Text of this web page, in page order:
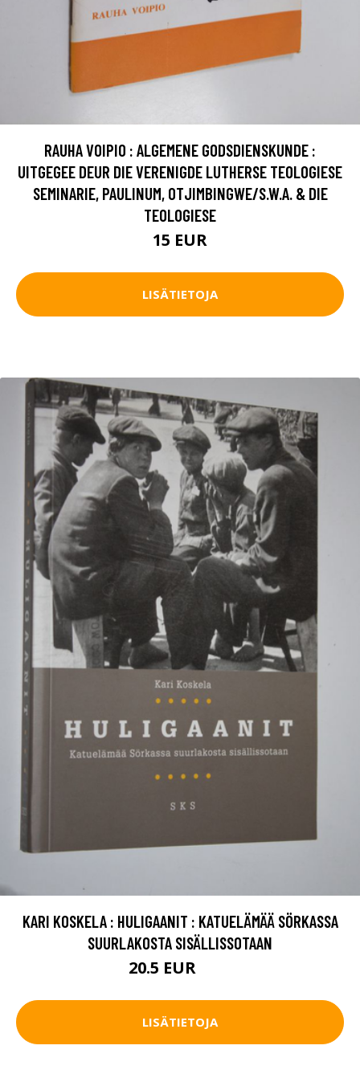
RAUHA VOIPIO : ALGEMENE GODSDIENSKUNDE :
UITGEGEE DEUR DIE VERENIGDE LUTHERSE TEOLOGIESE
SEMINARIE, PAULINUM, OTJIMBINGWE/S.W.A. & DIE
TEOLOGIESE
15 EUR
LISÄTIETOJA
KARI KOSKELA : HULIGAANIT : KATUELÄMÄÄ SÖRKASSA
SUURLAKOSTA SISÄLLISSOTAAN
20.5 EUR
LISÄTIETOJA